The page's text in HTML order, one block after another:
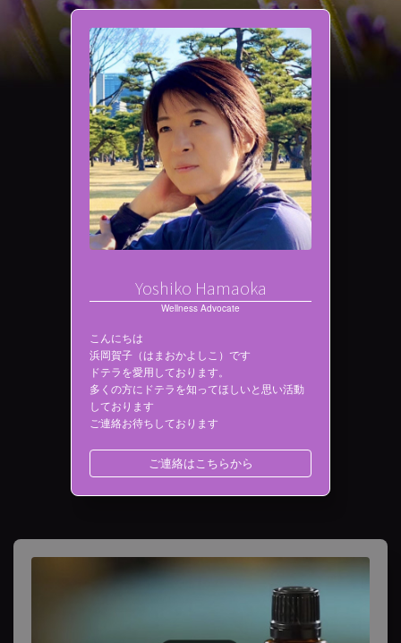
Yoshiko Hamaoka
Wellness Advocate
こんにちは
浜岡賀子（はまおかよしこ）です
ドテラを愛用しております。
多くの方にドテラを知ってほしいと思い活動
しております
ご連絡お待ちしております
ご連絡はこちらから